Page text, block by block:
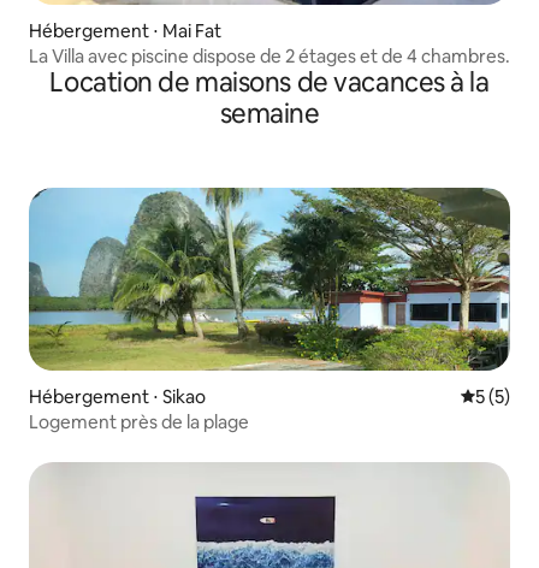
Hébergement ⋅ Mai Fat
La Villa avec piscine dispose de 2 étages et de 4 chambres.
Location de maisons de vacances à la
semaine
Hébergement ⋅ Sikao
5 (5)
Logement près de la plage